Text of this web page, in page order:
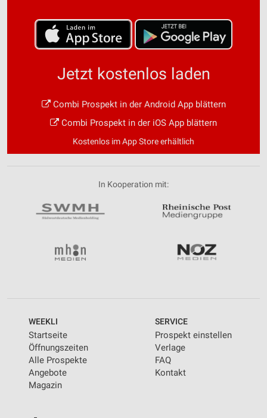
Jetzt kostenlos laden
Combi Prospekt in der Android App blättern
Combi Prospekt in der iOS App blättern
Kostenlos im App Store erhältlich
In Kooperation mit:
WEEKLI
Startseite
Öffnungszeiten
Alle Prospekte
Angebote
Magazin
SERVICE
Prospekt einstellen
Verlage
FAQ
Kontakt